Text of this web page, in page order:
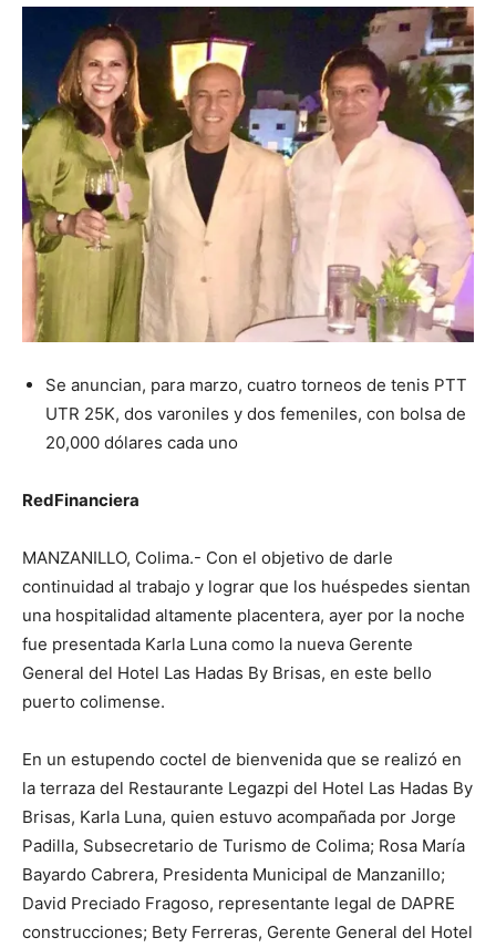
Se anuncian, para marzo, cuatro torneos de tenis PTT
UTR 25K, dos varoniles y dos femeniles, con bolsa de
20,000 dólares cada uno
RedFinanciera
MANZANILLO, Colima.- Con el objetivo de darle
continuidad al trabajo y lograr que los huéspedes sientan
una hospitalidad altamente placentera, ayer por la noche
fue presentada Karla Luna como la nueva Gerente
General del Hotel Las Hadas By Brisas, en este bello
puerto colimense.
En un estupendo coctel de bienvenida que se realizó en
la terraza del Restaurante Legazpi del Hotel Las Hadas By
Brisas, Karla Luna, quien estuvo acompañada por Jorge
Padilla, Subsecretario de Turismo de Colima; Rosa María
Bayardo Cabrera, Presidenta Municipal de Manzanillo;
David Preciado Fragoso, representante legal de DAPRE
construcciones; Bety Ferreras, Gerente General del Hotel